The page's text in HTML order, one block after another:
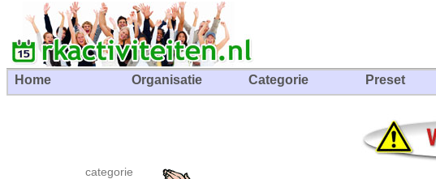
Home Organisatie Categorie Preset
categorie